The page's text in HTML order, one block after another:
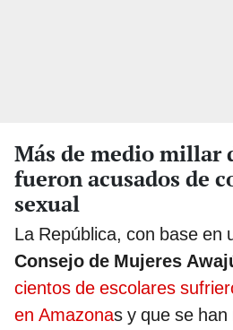
Más de medio millar
fueron acusados de
sexual
La República, con base en
Consejo de Mujeres
cientos de escolares
en Amazonas y que se